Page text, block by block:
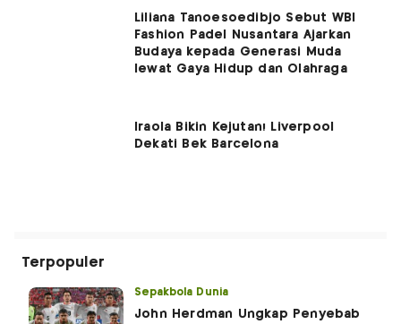
Liliana Tanoesoedibjo Sebut WBI
Fashion Padel Nusantara Ajarkan
Budaya kepada Generasi Muda
lewat Gaya Hidup dan Olahraga
Iraola Bikin Kejutan! Liverpool
Dekati Bek Barcelona
Terpopuler
Sepakbola Dunia
John Herdman Ungkap Penyebab